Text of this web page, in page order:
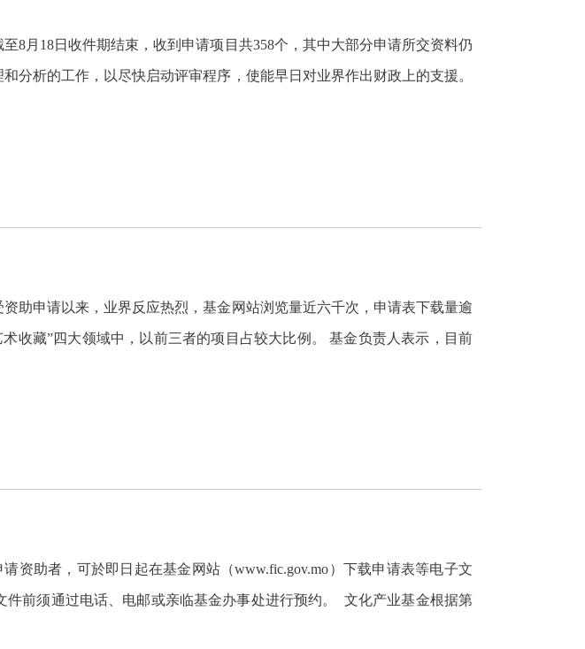
8月18日收件期结束，收到申请项目共358个，其中大部分申请所交资料仍
分析的工作，以尽快启动评审程序，使能早日对业界作出财政上的支援。
助申请以来，业界反应热烈，基金网站浏览量近六千次，申请表下载量逾
收藏”四大领域中，以前三者的项目占较大比例。 基金负责人表示，目前
资助者，可於即日起在基金网站（www.fic.gov.mo）下载申请表等电子文
前须通过电话、电邮或亲临基金办事处进行预约。 文化产业基金根据第